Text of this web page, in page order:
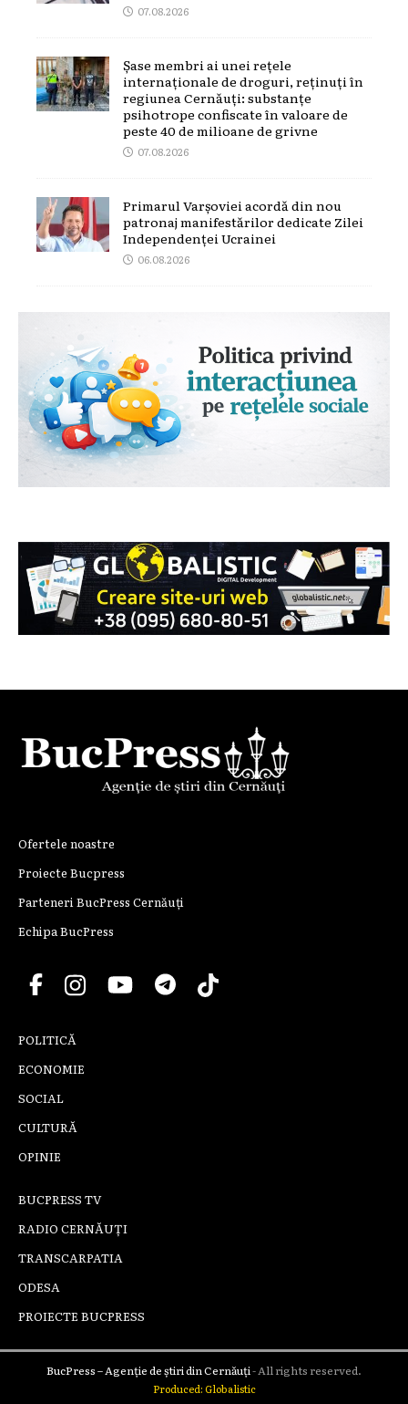
07.08.2026
Șase membri ai unei rețele
internaționale de droguri, reținuți în
regiunea Cernăuți: substanțe
psihotrope confiscate în valoare de
peste 40 de milioane de grivne
07.08.2026
Primarul Varșoviei acordă din nou
patronaj manifestărilor dedicate Zilei
Independenței Ucrainei
06.08.2026
Ofertele noastre
Proiecte Bucpress
Parteneri BucPress Cernăuți
Echipa BucPress
POLITICĂ
ECONOMIE
SOCIAL
CULTURĂ
OPINIE
BUCPRESS TV
RADIO CERNĂUȚI
TRANSCARPATIA
ODESA
PROIECTE BUCPRESS
BucPress – Agenție de știri din Cernăuți- All rights reserved.
Produced: Globalistic